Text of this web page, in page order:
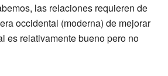
las relaciones requieren de
occidental (moderna) de mejorar
es relativamente bueno pero no